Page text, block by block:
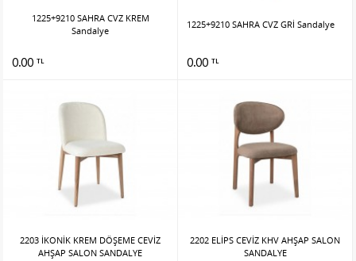
1225+9210 SAHRA CVZ KREM
Sandalye
0.00 TL
1225+9210 SAHRA CVZ GRİ Sandalye
0.00 TL
2203 İKONİK KREM DÖŞEME CEVİZ
AHŞAP SALON SANDALYE
2202 ELİPS CEVİZ KHV AHŞAP SALON
SANDALYE